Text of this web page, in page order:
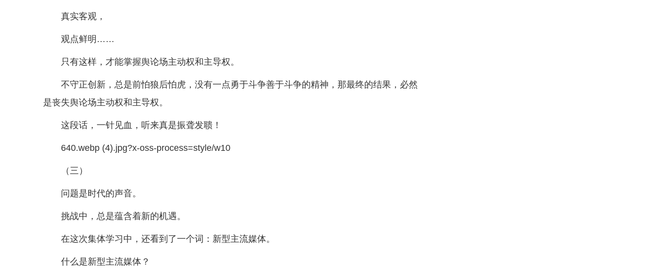
真实客观，
观点鲜明……
只有这样，才能掌握舆论场主动权和主导权。
不守正创新，总是前怕狼后怕虎，没有一点勇于斗争善于斗争的精神，那最终的结果，必然
是丧失舆论场主动权和主导权。
这段话，一针见血，听来真是振聋发聩！
640.webp (4).jpg?x-oss-process=style/w10
（三）
问题是时代的声音。
挑战中，总是蕴含着新的机遇。
在这次集体学习中，还看到了一个词：新型主流媒体。
什么是新型主流媒体？